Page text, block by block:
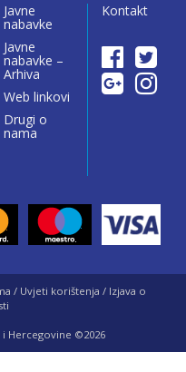
Javne
nabavke
Javne
nabavke –
Arhiva
Web linkovi
Drugi o
nama
Kontakt
/ Uvjeti korištenja / Izjava o
Hercegovine ©2026